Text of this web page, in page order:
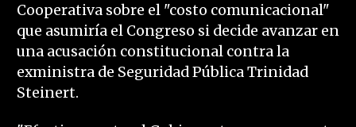
Cooperativa sobre el "costo comunicacional"
que asumiría el Congreso si decide avanzar en
una acusación constitucional contra la
exministra de Seguridad Pública Trinidad
Steinert.